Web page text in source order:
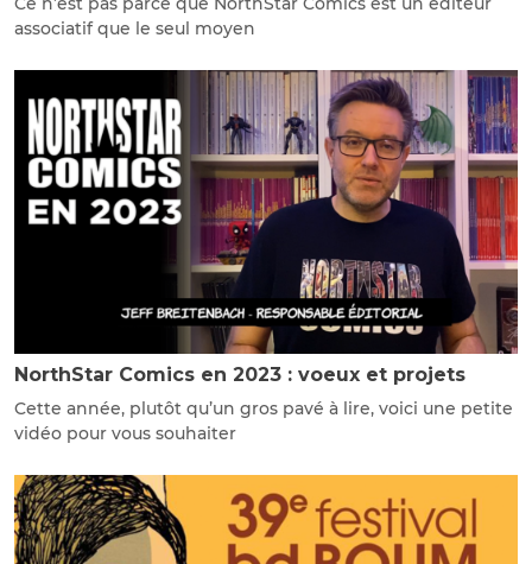
associatif que le seul moyen
NorthStar Comics en 2023 : voeux et projets
Cette année, plutôt qu’un gros pavé à lire, voici une petite
vidéo pour vous souhaiter